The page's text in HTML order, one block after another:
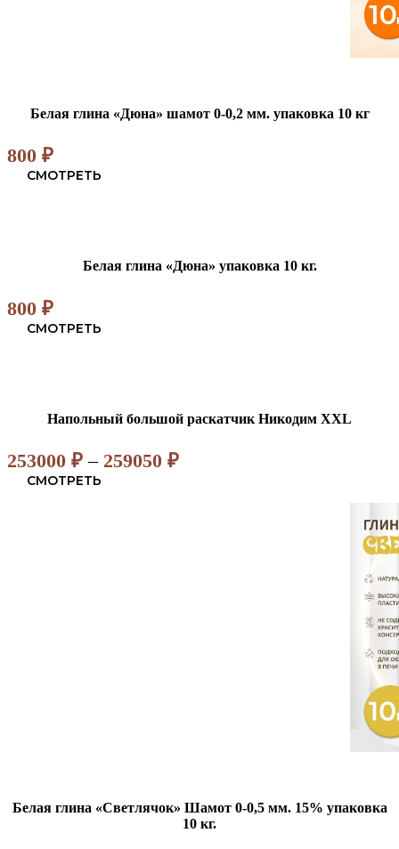
Белая глина «Дюна» шамот 0-0,2 мм. упаковка 10 кг
800 ₽
СМОТРЕТЬ
Белая глина «Дюна» упаковка 10 кг.
800 ₽
СМОТРЕТЬ
Напольный большой раскатчик Никодим XXL
253000 ₽ – 259050 ₽Диапазон
СМОТРЕТЬ
Белая глина «Светлячок» Шамот 0-0,5 мм. 15% упаковка
10 кг.